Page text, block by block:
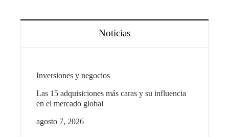
Noticias
Inversiones y negocios
Las 15 adquisiciones más caras y su influencia
en el mercado global
agosto 7, 2026